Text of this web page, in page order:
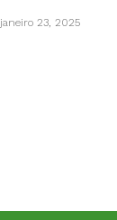
janeiro 23, 2025